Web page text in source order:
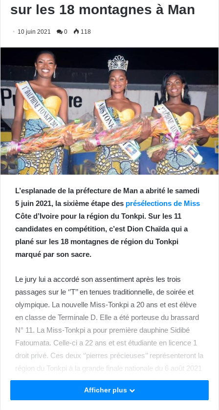
sur les 18 montagnes à Man
10 juin 2021 0 118
L’esplanade de la préfecture de Man a abrité le samedi
5 juin 2021, la sixième étape des présélections de Miss
Côte d’Ivoire pour la région du Tonkpi. Sur les 11
candidates en compétition, c’est Dion Chaïda qui a
plané sur les 18 montagnes de région du Tonkpi
marqué par son sacre.
Le jury lui a accordé son assentiment après les trois
passages sur le ‘’T’’ en tenues traditionnelle, de soirée et
olympique. La nouvelle Miss-Tonkpi a 20 ans et est élève
en classe de Terminale D. Elle a été porteuse du brassard
N° 11. La Miss-Tonkpi a pour première dauphine Sidibé
Fatoumata. Celle-ci a 22 ans et est étudiante en licence 1
droit privé. Ces deux ‘’pierres précieuses’’ représenteront la
région du Tonkpi à la grande finale nationale du 6 août 2021
à Abidjan. La deuxième dauphine s’appelle Troli Laetitia et
est âgée de 22 ans. Elle est étudiante en master 2 gestion
Afficher plus